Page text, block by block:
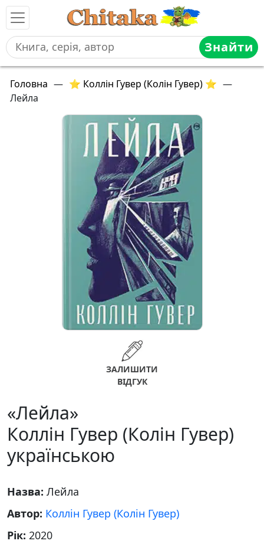
Знайти
Головна — ⭐ Коллін Гувер (Колін Гувер) ⭐ —
Лейла
ЗАЛИШИТИ
ВІДГУК
«Лейла»
Коллін Гувер (Колін Гувер)
українською
Назва: Лейла
Автор: Коллін Гувер (Колін Гувер)
Рік: 2020